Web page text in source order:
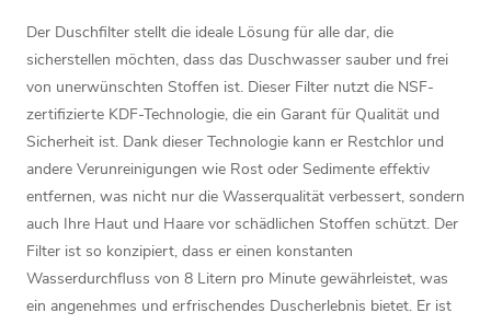
Der Duschfilter stellt die ideale Lösung für alle dar, die
sicherstellen möchten, dass das Duschwasser sauber und frei
von unerwünschten Stoffen ist. Dieser Filter nutzt die NSF-
zertifizierte KDF-Technologie, die ein Garant für Qualität und
Sicherheit ist. Dank dieser Technologie kann er Restchlor und
andere Verunreinigungen wie Rost oder Sedimente effektiv
entfernen, was nicht nur die Wasserqualität verbessert, sondern
auch Ihre Haut und Haare vor schädlichen Stoffen schützt. Der
Filter ist so konzipiert, dass er einen konstanten
Wasserdurchfluss von 8 Litern pro Minute gewährleistet, was
ein angenehmes und erfrischendes Duscherlebnis bietet. Er ist